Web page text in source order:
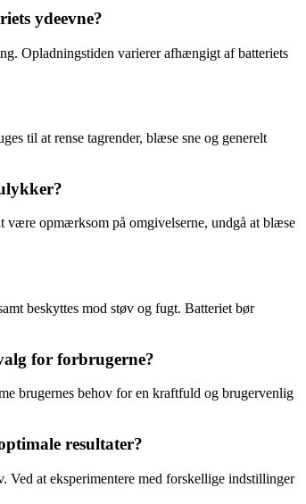
ydeevne?
Opladningstiden varierer afhængigt af batteriets
til at rense tagrender, blæse sne og generelt
være opmærksom på omgivelserne, undgå at blæse
beskyttes mod støv og fugt. Batteriet bør
for forbrugerne?
brugernes behov for en kraftfuld og brugervenlig
resultater?
at eksperimentere med forskellige indstillinger